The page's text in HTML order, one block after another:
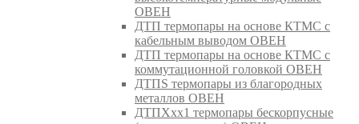
ОВЕН
ДТП термопары на основе КТМС с
кабельным выводом ОВЕН
ДТП термопары на основе КТМС с
коммутационной головкой ОВЕН
ДТПS термопары из благородных
металлов ОВЕН
ДТПХхх1 термопары бескорпусные